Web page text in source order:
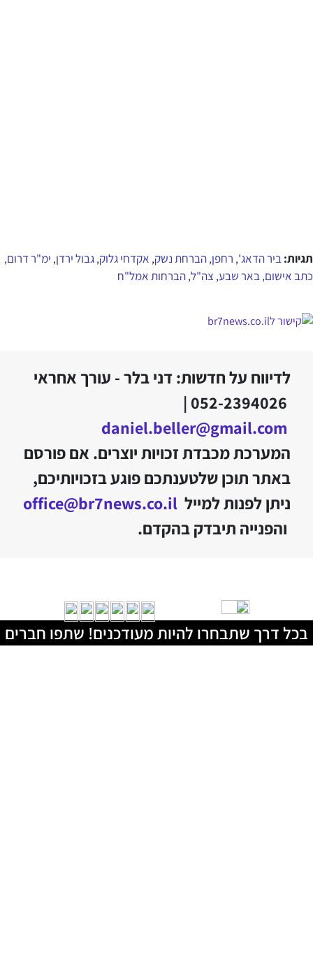
תגיות:ביר הדאג', רחפן,הברחת נשק, אקדחי גלוק,גבול ירדן, ימ"ר דרום,
כתב אישום,באר שבע, צה"ל,הברחות אמל"ח
לדיווח על חדשות: דני בלר - עורך אחראי
052-2394026 |
daniel.beller@gmail.com
המערכת מכבדת זכויות יוצרים. אם פורסם
באתר תוכן שלטענתכם פוגע בזכויותיכם,
ניתן לפנות למייל office@br7news.co.il
והפנייה תיבדק בהקדם.
בכל דרך שתבחרו להיות מעודכנים! שתפו חברים